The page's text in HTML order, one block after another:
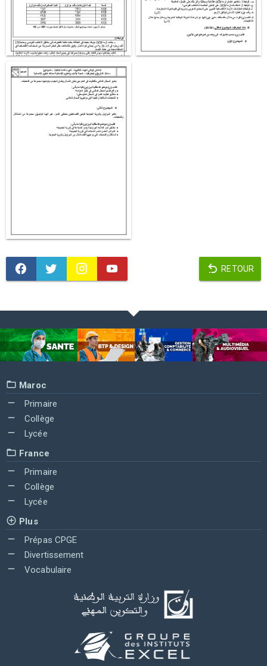
RETOUR
Maroc
Primaire
Collège
Lycée
France
Primaire
Collège
Lycée
Plus
Prépas CPGE
Divertissement
Vocabulaire